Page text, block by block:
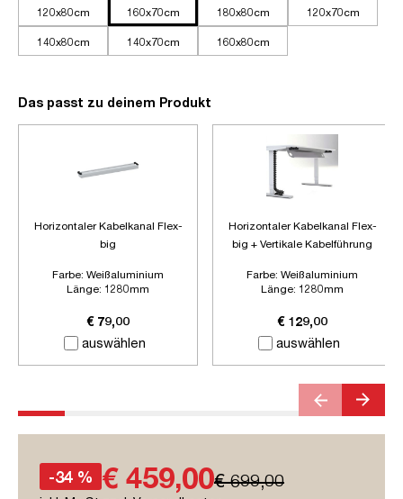
120x80cm 160x70cm 180x80cm 120x70cm
140x80cm 140x70cm 160x80cm
Das passt zu deinem Produkt
auswählen
Horizontaler Kabelkanal Flex-
big
Farbe: Weißaluminium
Länge: 1280mm
€ 79,00
auswählen
Horizontaler Kabelkanal Flex-
big + Vertikale Kabelführung
Farbe: Weißaluminium
Länge: 1280mm
Kabelführung
€ 129,00
-34 % € 459,00€ 699,00